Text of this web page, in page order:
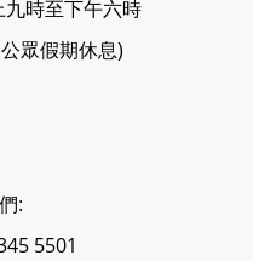
時至下午六時
眾假期休息)
:
5501